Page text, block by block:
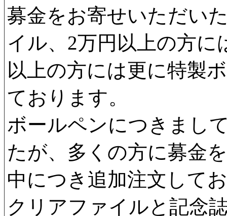
募金をお寄せいただい
イル、2万円以上の方に
以上の方には更に特製
ております。
ボールペンにつきまし
たが、多くの方に募金
中につき追加注文して
クリアファイルと記念